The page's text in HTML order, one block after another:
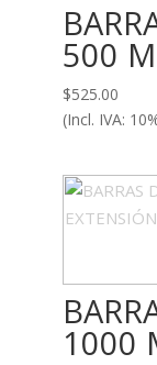
500
$525.00
(Incl. IVA:
1000